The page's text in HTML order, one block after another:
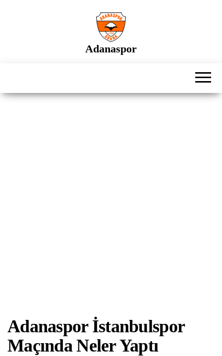
Adanaspor
Adanaspor İstanbulspor
Maçında Neler Yaptı